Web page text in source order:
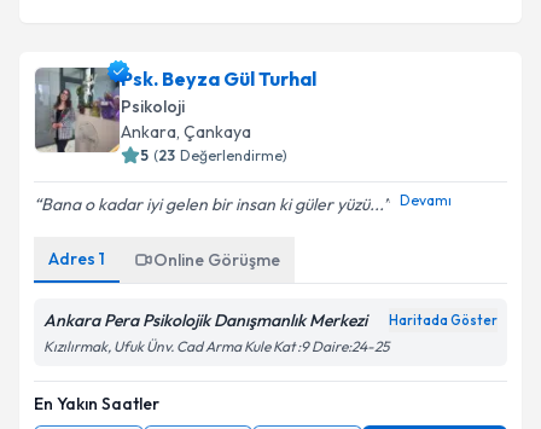
Psk. Beyza Gül Turhal
Psikoloji
Ankara, Çankaya
5 (23 Değerlendirme)
Bana o kadar iyi gelen bir insan ki güler yüzü... Devamı
Adres 1 Online Görüşme
Ankara Pera Psikolojik Danışmanlık Merkezi Haritada Göster
Kızılırmak, Ufuk Ünv. Cad Arma Kule Kat :9 Daire:24-25
En Yakın Saatler